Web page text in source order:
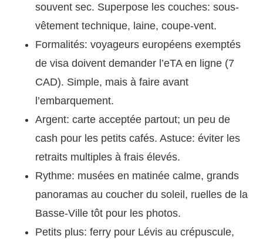
souvent sec. Superpose les couches: sous-
vêtement technique, laine, coupe-vent.
Formalités: voyageurs européens exemptés
de visa doivent demander l’eTA en ligne (7
CAD). Simple, mais à faire avant
l’embarquement.
Argent: carte acceptée partout; un peu de
cash pour les petits cafés. Astuce: éviter les
retraits multiples à frais élevés.
Rythme: musées en matinée calme, grands
panoramas au coucher du soleil, ruelles de la
Basse-Ville tôt pour les photos.
Petits plus: ferry pour Lévis au crépuscule,